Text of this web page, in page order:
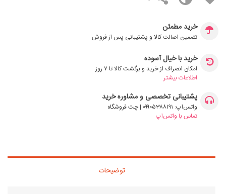
خرید مطمئن
تضمین اصالت کالا و پشتیبانی پس از فروش
خرید با خیال آسوده
امکان انصراف از خرید و برگشت کالا تا ۷ روز
اطلاعات بیشتر
پشتیبانی تخصصی و مشاوره خرید
واتس‌اپ: ۰۹۹۰۵۳۸۸۱۹۱ | چت فروشگاه
تماس با واتس‌اپ
توضیحات